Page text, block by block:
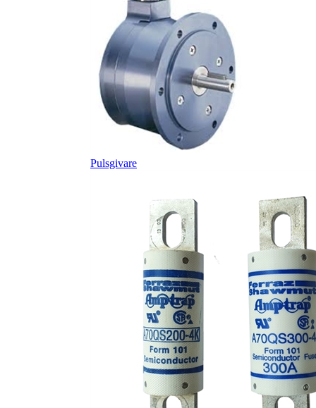
Pulsgivare